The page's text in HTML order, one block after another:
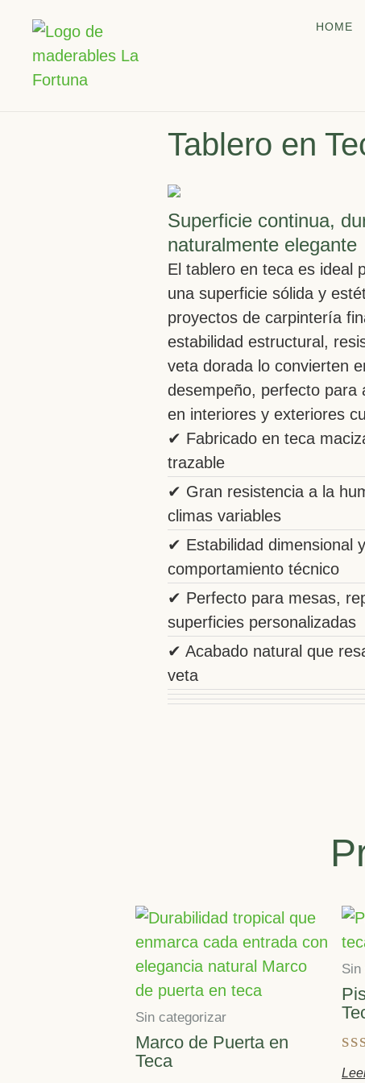
contenido
HOME
Tablero en
Superficie continua,
naturalmente elegante
El tablero en teca es ideal
una superficie sólida y
proyectos de carpintería
estabilidad estructural,
veta dorada lo convierten
desempeño, perfecto para
en interiores y exteriores
✔ Fabricado en teca
trazable
✔ Gran resistencia a la
climas variables
✔ Estabilidad dimensional
comportamiento técnico
✔ Perfecto para mesas,
superficies personalizadas
✔ Acabado natural que
veta
Sin categorizar
Marco de Puerta en
Teca
Sin